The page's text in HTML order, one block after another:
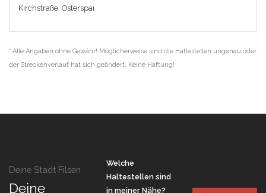
Kirchstraße, Osterspai
* Alle Angaben ohne Gewähr! Möglicherweise sind die Haltestellen ungenau oder
der Streckenverlauf hat sich geändert. Keine Haftung!
Deine Stadt Filsen
Deine
Welche
Haltestellen sind
in meiner Nähe?